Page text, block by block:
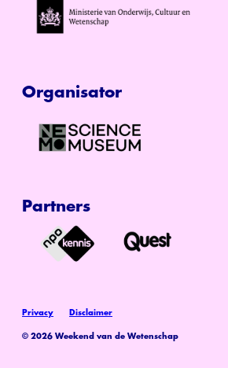
Organisator
Partners
© 2026 Weekend van de Wetenschap
Privacy Disclaimer